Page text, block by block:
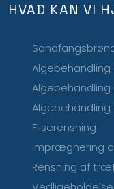
HVAD KAN VI
Algebehandling
Fliserensning
Imprægnering
Rensning af